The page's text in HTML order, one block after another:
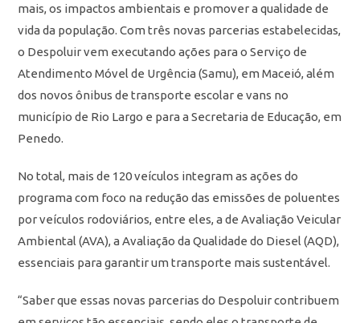
mais, os impactos ambientais e promover a qualidade de
vida da população. Com três novas parcerias estabelecidas,
o Despoluir vem executando ações para o Serviço de
Atendimento Móvel de Urgência (Samu), em Maceió, além
dos novos ônibus de transporte escolar e vans no
município de Rio Largo e para a Secretaria de Educação, em
Penedo.
No total, mais de 120 veículos integram as ações do
programa com foco na redução das emissões de poluentes
por veículos rodoviários, entre eles, a de Avaliação Veicular
Ambiental (AVA), a Avaliação da Qualidade do Diesel (AQD),
essenciais para garantir um transporte mais sustentável.
“Saber que essas novas parcerias do Despoluir contribuem